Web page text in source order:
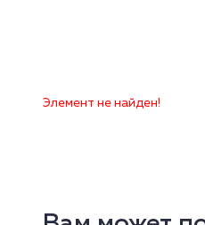
Элемент не найден!